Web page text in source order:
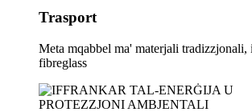
Trasport
Meta mqabbel ma' materjali
fibreglass